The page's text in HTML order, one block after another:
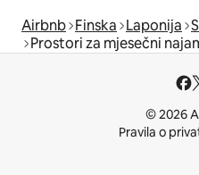
Airbnb Finska Laponija
Prostori za mjesečni
© 2026
Pravila o